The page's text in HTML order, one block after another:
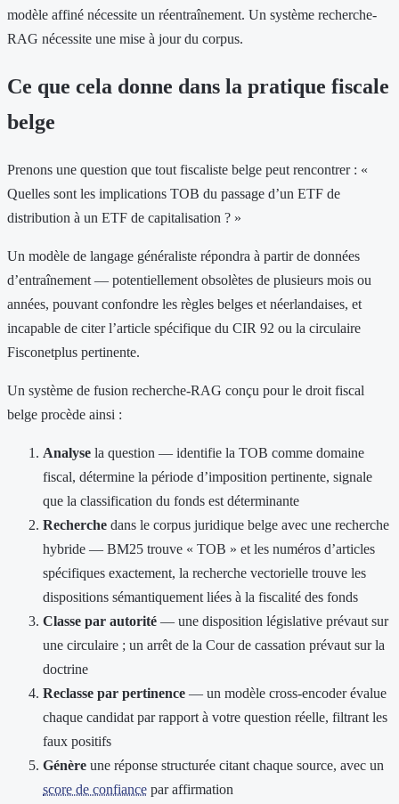
modèle affiné nécessite un réentraînement. Un système recherche-
RAG nécessite une mise à jour du corpus.
Ce que cela donne dans la pratique fiscale
belge
Prenons une question que tout fiscaliste belge peut rencontrer : «
Quelles sont les implications TOB du passage d’un ETF de
distribution à un ETF de capitalisation ? »
Un modèle de langage généraliste répondra à partir de données
d’entraînement — potentiellement obsolètes de plusieurs mois ou
années, pouvant confondre les règles belges et néerlandaises, et
incapable de citer l’article spécifique du CIR 92 ou la circulaire
Fisconetplus pertinente.
Un système de fusion recherche-RAG conçu pour le droit fiscal
belge procède ainsi :
Analyse la question — identifie la TOB comme domaine
fiscal, détermine la période d’imposition pertinente, signale
que la classification du fonds est déterminante
Recherche dans le corpus juridique belge avec une recherche
hybride — BM25 trouve « TOB » et les numéros d’articles
spécifiques exactement, la recherche vectorielle trouve les
dispositions sémantiquement liées à la fiscalité des fonds
Classe par autorité — une disposition législative prévaut sur
une circulaire ; un arrêt de la Cour de cassation prévaut sur la
doctrine
Reclasse par pertinence — un modèle cross-encoder évalue
chaque candidat par rapport à votre question réelle, filtrant les
faux positifs
Génère une réponse structurée citant chaque source, avec un
score de confiance par affirmation